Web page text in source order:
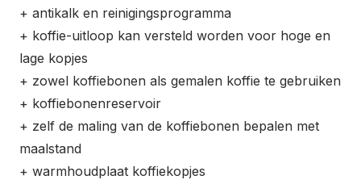
+ antikalk en reinigingsprogramma
+ koffie-uitloop kan versteld worden voor hoge en
lage kopjes
+ zowel koffiebonen als gemalen koffie te gebruiken
+ koffiebonenreservoir
+ zelf de maling van de koffiebonen bepalen met
maalstand
+ warmhoudplaat koffiekopjes